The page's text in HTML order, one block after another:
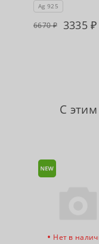
Ag 925
6670 3335
С
• Нет в